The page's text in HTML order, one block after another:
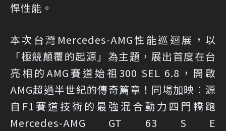
悍性能。
本次台灣Mercedes-AMG性能巡迴展，以
「極競顛覆的起源」為主題，展出首度在台
亮相的AMG賽道始祖300 SEL 6.8，開啟
AMG超過半世紀的傳奇篇章！同場加映：源
自F1賽道技術的最強混合動力四門轎跑
Mercedes-AMG GT 63 S E